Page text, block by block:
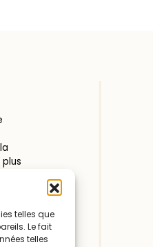
telles que
Le fait
telles